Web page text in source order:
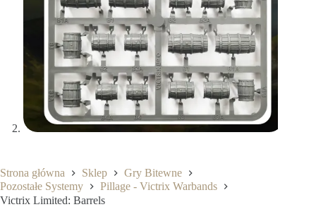
Strona główna Sklep
Gry Bitewne
Pozostałe Systemy
Pillage - Victrix Warbands
Victrix Limited: Barrels